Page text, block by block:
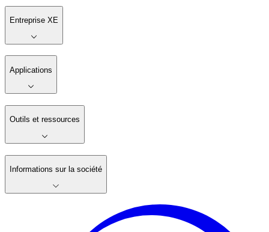
Entreprise XE
Applications
Outils et ressources
Informations sur la société